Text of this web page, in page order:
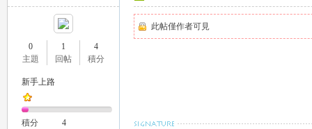
0
主題
1
回帖
4
積分
新手上路
積分 4
此帖僅作者可見